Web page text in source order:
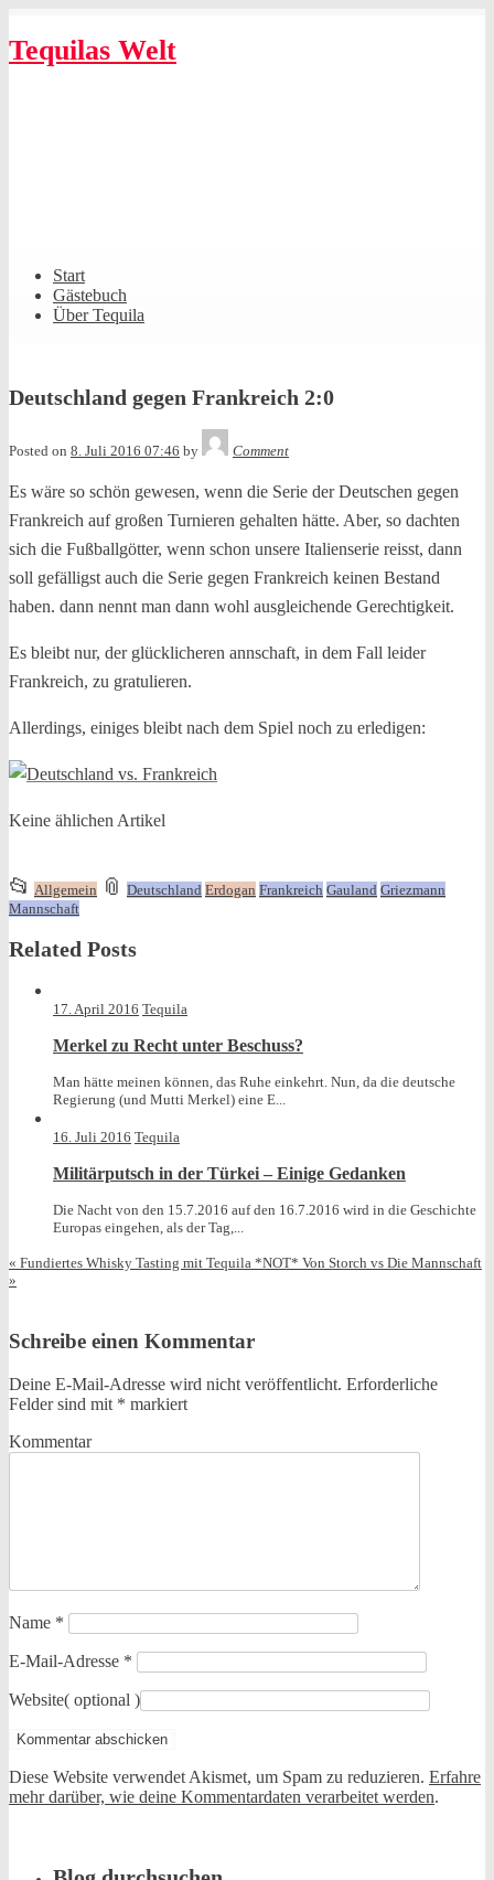
to
content
Tequilas Welt
Primary
Navigation
Start
Gästebuch
Über Tequila
Deutschland gegen Frankreich 2:0
Posted on 8. Juli 2016 07:46 by
Comment
Es wäre so schön gewesen, wenn die Serie der Deutschen gegen
Frankreich auf großen Turnieren gehalten hätte. Aber, so dachten
sich die Fußballgötter, wenn schon unsere Italienserie reisst, dann
soll gefälligst auch die Serie gegen Frankreich keinen Bestand
haben. dann nennt man dann wohl ausgleichende Gerechtigkeit.
Es bleibt nur, der glücklicheren annschaft, in dem Fall leider
Frankreich, zu gratulieren.
Allerdings, einiges bleibt nach dem Spiel noch zu erledigen:
Keine ählichen Artikel
📂 This
entry
was
posted
in
Allgemein 📎 and
Deutschland Erdogan Frankreich Gauland Griezmann
Mannschaft
Related Posts
17. April 2016 Tequila
Merkel zu Recht unter Beschuss?
Man hätte meinen können, das Ruhe einkehrt. Nun, da die deutsche
Regierung (und Mutti Merkel) eine E...
16. Juli 2016 Tequila
Militärputsch in der Türkei – Einige Gedanken
Die Nacht von den 15.7.2016 auf den 16.7.2016 wird in die Geschichte
Europas eingehen, als der Tag,...
« Fundiertes Whisky Tasting mit Tequila *NOT* Von Storch vs Die Mannschaft
»
Schreibe einen Kommentar
Deine E-Mail-Adresse wird nicht veröffentlicht. Erforderliche
Felder sind mit * markiert
Kommentar
Name *
E-Mail-Adresse *
Website( optional )
Diese Website verwendet Akismet, um Spam zu reduzieren. Erfahre
mehr darüber, wie deine Kommentardaten verarbeitet werden.